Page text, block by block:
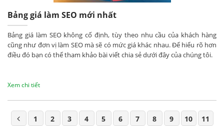
Bảng giá làm SEO mới nhất
Bảng giá làm SEO không cố định, tùy theo nhu cầu của khách hàng
cũng như đơn vị làm SEO mà sẽ có mức giá khác nhau. Để hiểu rõ hơn
điều đó bạn có thể tham khảo bài viết chia sẻ dưới đây của chúng tôi.
Xem chi tiết
1 2 3 4 5 6 7 8 9 10 11